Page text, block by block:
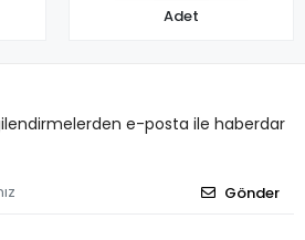
Adet
e-posta ile haberdar
Gönder